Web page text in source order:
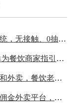
三餐云点单扫码点餐系统，无接触、0抽成，餐饮老板的不二选择
5G时代下，三餐云点单为餐饮商家指引发展趋势！
*晚5月开业，针对堂食和外卖，餐饮老板要做哪些准备？
抽离某团某么第三方高佣金外卖平台，商家自建外卖，仅需四步！！！